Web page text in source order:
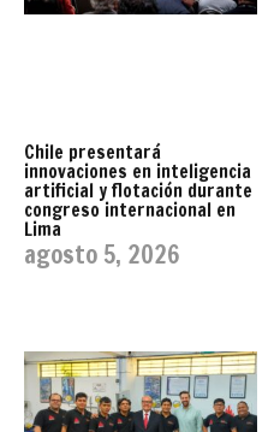
Chile presentará
innovaciones en inteligencia
artificial y flotación durante
congreso internacional en
Lima
agosto 5, 2026